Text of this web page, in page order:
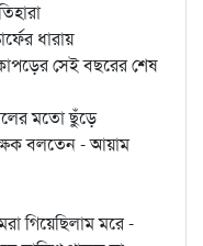
ধারায়
সেই বছরের শেষ
মতো ছুঁড়ে
বলতেন - আয়াম
গিয়েছিলাম মরে -